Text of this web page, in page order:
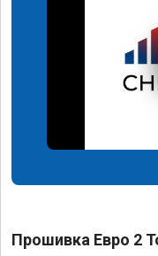
Прошивка Евро 2